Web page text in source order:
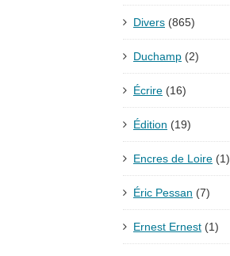
Divers (865)
Duchamp (2)
Écrire (16)
Édition (19)
Encres de Loire (1)
Éric Pessan (7)
Ernest Ernest (1)